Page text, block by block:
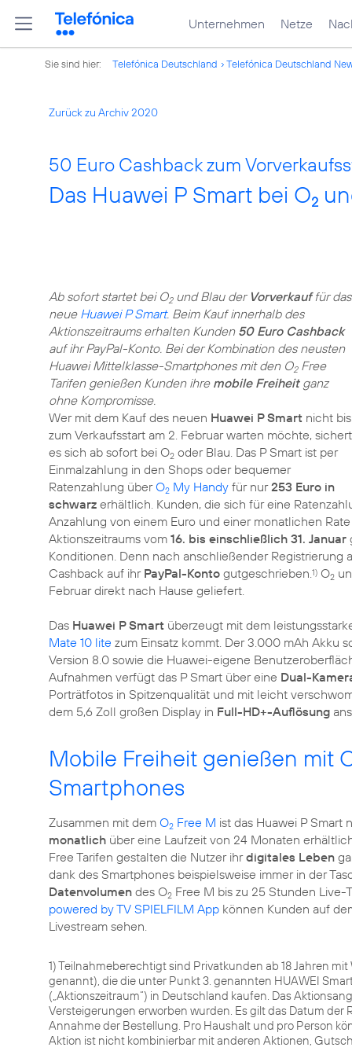
Unternehmen Netze
Sie sind hier: Telefónica Deutschland Telefónica Deutschland
Zurück zu Archiv 2020
50 Euro Cashback zum
Das Huawei P Smart bei O2
Ab sofort startet bei O2und Blau der Vorverkauffür das
neue Huawei P Smart. Beim Kauf innerhalb des
Aktionszeitraums erhalten Kunden 50 Euro Cashback
auf ihr PayPal-Konto. Bei der Kombination des neusten
Huawei Mittelklasse-Smartphones mit den O2Free
Tarifen genießen Kunden ihre mobile Freiheitganz
ohne Kompromisse.
Wer mit dem Kauf des neuen Huawei P Smart nicht bis
zum Verkaufsstart am 2. Februar warten möchte, sichert
es sich ab sofort bei O2 oder Blau. Das P Smart ist per
Einmalzahlung in den Shops oder bequemer
Ratenzahlung überO2 My Handy für nur253 Euro in
schwarz erhältlich. Kunden, die sich für eine
Anzahlung von einem Euro und einer monatlichen
Aktionszeitraums vom 16. bis einschließlich 31. Januar
Konditionen. Denn nach anschließender Registrierung
Cashback auf ihr PayPal-Konto gutgeschrieben.1) O2
Februar direkt nach Hause geliefert.
Das Huawei P Smart überzeugt mit dem
Mate 10 lite zum Einsatz kommt. Der 3.000 mAh Akku
Version 8.0 sowie die Huawei-eigene
Aufnahmen verfügt das P Smart über eine Dual-
Porträtfotos in Spitzenqualität und mit leicht
dem 5,6 Zoll großen Display in Full-HD+-Auflösung
Mobile Freiheit genießen mit
Smartphones
Zusammen mit dem O2 Free M ist das Huawei P
monatlich über eine Laufzeit von 24 Monaten
Free Tarifen gestalten die Nutzer ihrdigitales Leben
dank des Smartphones beispielsweise immer in der
Datenvolumen des O2 Free M bis zu 25 Stunden Live-
powered by TV SPIELFILM App können Kunden auf
Livestream sehen.
1) Teilnahmeberechtigt sind Privatkunden ab 18 Jahren
genannt), die die unter Punkt 3. genannten HUAWEI
(„Aktionszeitraum“) in Deutschland kaufen. Das
Versteigerungen erworben wurden. Es gilt das Datum
Annahme der Bestellung. Pro Haushalt und pro Person
Aktion ist nicht kombinierbar mit anderen Aktionen,